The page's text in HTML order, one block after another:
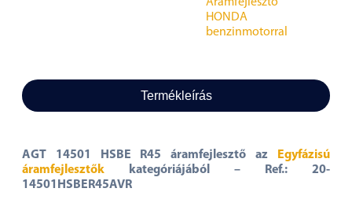
HONDA
benzinmotorral
Termékleírás
AGT 14501 HSBE R45 áramfejlesztő az
Egyfázisú
áramfejlesztők kategóriájából – Ref.: 20-
14501HSBER45AVR